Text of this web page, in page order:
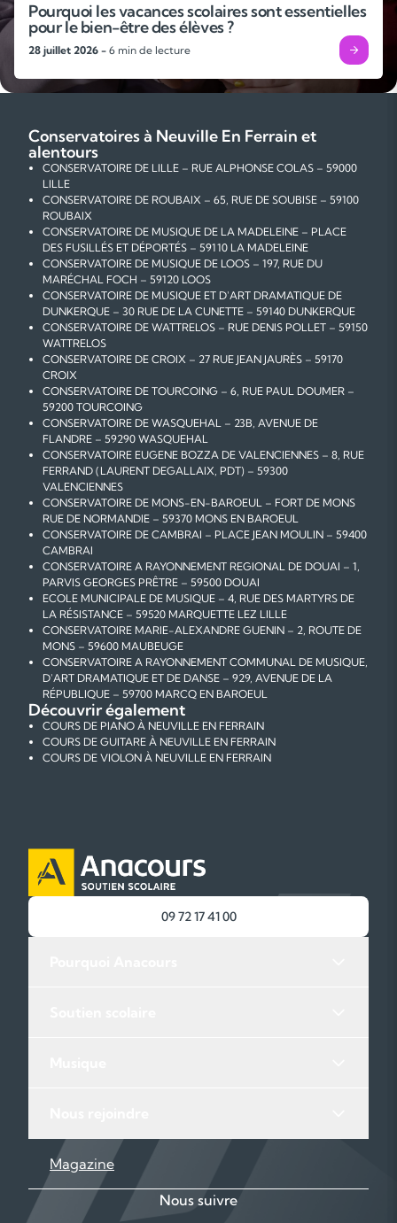
Pourquoi les vacances scolaires sont essentielles
pour le bien-être des élèves ?
28 juillet 2026 - 6 min de lecture
Conservatoires à Neuville En Ferrain et
alentours
CONSERVATOIRE DE LILLE – RUE ALPHONSE COLAS – 59000
LILLE
CONSERVATOIRE DE ROUBAIX – 65, RUE DE SOUBISE – 59100
ROUBAIX
CONSERVATOIRE DE MUSIQUE DE LA MADELEINE – PLACE
DES FUSILLÉS ET DÉPORTÉS – 59110 LA MADELEINE
CONSERVATOIRE DE MUSIQUE DE LOOS – 197, RUE DU
MARÉCHAL FOCH – 59120 LOOS
CONSERVATOIRE DE MUSIQUE ET D'ART DRAMATIQUE DE
DUNKERQUE – 30 RUE DE LA CUNETTE – 59140 DUNKERQUE
CONSERVATOIRE DE WATTRELOS – RUE DENIS POLLET – 59150
WATTRELOS
CONSERVATOIRE DE CROIX – 27 RUE JEAN JAURÈS – 59170
CROIX
CONSERVATOIRE DE TOURCOING – 6, RUE PAUL DOUMER –
59200 TOURCOING
CONSERVATOIRE DE WASQUEHAL – 23B, AVENUE DE
FLANDRE – 59290 WASQUEHAL
CONSERVATOIRE EUGENE BOZZA DE VALENCIENNES – 8, RUE
FERRAND (LAURENT DEGALLAIX, PDT) – 59300
VALENCIENNES
CONSERVATOIRE DE MONS-EN-BAROEUL – FORT DE MONS
RUE DE NORMANDIE – 59370 MONS EN BAROEUL
CONSERVATOIRE DE CAMBRAI – PLACE JEAN MOULIN – 59400
CAMBRAI
CONSERVATOIRE A RAYONNEMENT REGIONAL DE DOUAI – 1,
PARVIS GEORGES PRÊTRE – 59500 DOUAI
ECOLE MUNICIPALE DE MUSIQUE – 4, RUE DES MARTYRS DE
LA RÉSISTANCE – 59520 MARQUETTE LEZ LILLE
CONSERVATOIRE MARIE-ALEXANDRE GUENIN – 2, ROUTE DE
MONS – 59600 MAUBEUGE
CONSERVATOIRE A RAYONNEMENT COMMUNAL DE MUSIQUE,
D'ART DRAMATIQUE ET DE DANSE – 929, AVENUE DE LA
RÉPUBLIQUE – 59700 MARCQ EN BAROEUL
Découvrir également
COURS DE PIANO À NEUVILLE EN FERRAIN
COURS DE GUITARE À NEUVILLE EN FERRAIN
COURS DE VIOLON À NEUVILLE EN FERRAIN
09 72 17 41 00
Magazine
Nous suivre